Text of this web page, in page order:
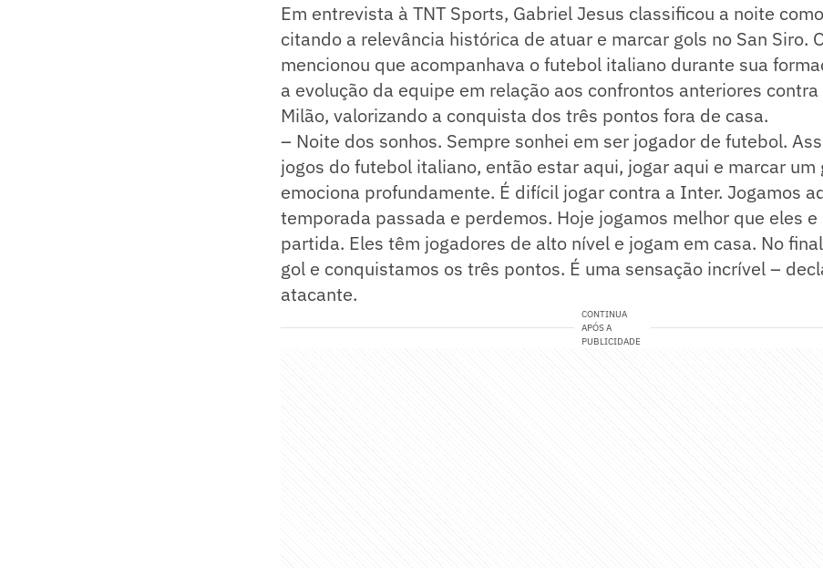
Em entrevista à TNT Sports, Gabriel Jesus classificou a noite
citando a relevância histórica de atuar e marcar gols no San Siro.
mencionou que acompanhava o futebol italiano durante sua
a evolução da equipe em relação aos confrontos anteriores
Milão, valorizando a conquista dos três pontos fora de casa.
– Noite dos sonhos. Sempre sonhei em ser jogador de futebol.
jogos do futebol italiano, então estar aqui, jogar aqui e marcar um
emociona profundamente. É difícil jogar contra a Inter. Jogamos
temporada passada e perdemos. Hoje jogamos melhor que eles
partida. Eles têm jogadores de alto nível e jogam em casa. No
gol e conquistamos os três pontos. É uma sensação incrível –
atacante.
CONTINUA
APÓS A
PUBLICIDADE